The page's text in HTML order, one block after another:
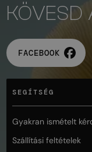
FACEBOOK
SEGÍTSÉG
Gyakran ismételt
Szállítási feltételek